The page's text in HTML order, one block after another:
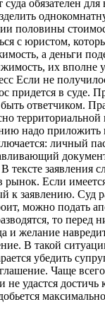
обязателен
половины
с юристом,
а деньги
их вполне
Если не
придется в суде.
ответчиком.
надо
личный
заявления
рынок. Если
к заявлению. Суд
можно подать
то перед
и желание
В такой
убедить
Чаще
удастся
максимально